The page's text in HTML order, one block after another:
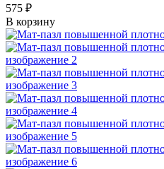
‍575‍ ₽
В корзину